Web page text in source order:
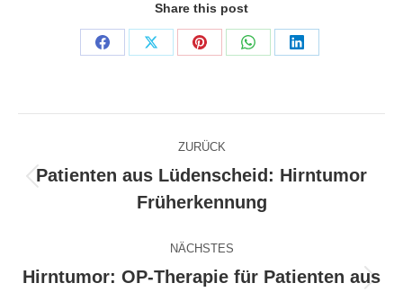
Share this post
Share
Share
Share
Share
Share
Kommentarnavigation
ZURÜCK
Beitrag:
Patienten aus Lüdenscheid: Hirntumor
Früherkennung
NÄCHSTES
Nächster
Hirntumor: OP-Therapie für Patienten aus